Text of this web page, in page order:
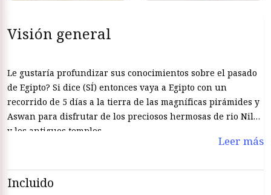
Visión general
Le gustaría profundizar sus conocimientos sobre el pasado
de Egipto? Si dice (SÍ) entonces vaya a Egipto con un
recorrido de 5 días a la tierra de las magníficas pirámides y
Aswan para disfrutar de los preciosos hermosas de rio Nilo
y los antiguos templos.
Leer más
Incluido